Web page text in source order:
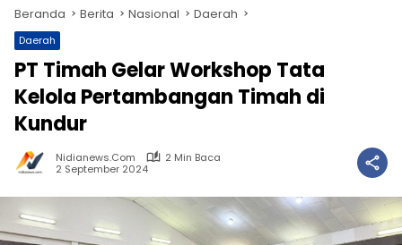
Beranda Berita Nasional Daerah
Daerah
PT Timah Gelar Workshop Tata
Kelola Pertambangan Timah di
Kundur
Nidianews.com
2 Min Baca
2 September 2024